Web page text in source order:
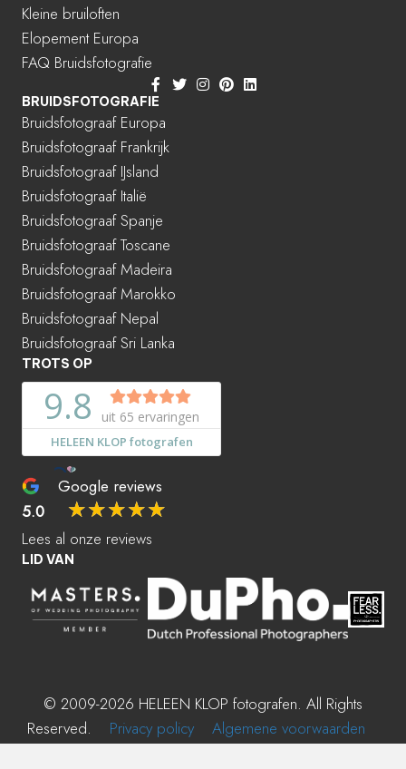
Kleine bruiloften
Elopement Europa
FAQ Bruidsfotografie
BRUIDSFOTOGRAFIE
Bruidsfotograaf Europa
Bruidsfotograaf Frankrijk
Bruidsfotograaf IJsland
Bruidsfotograaf Italië
Bruidsfotograaf Spanje
Bruidsfotograaf Toscane
Bruidsfotograaf Madeira
Bruidsfotograaf Marokko
Bruidsfotograaf Nepal
Bruidsfotograaf Sri Lanka
TROTS OP
Google reviews
5.0
☆☆☆☆☆
Lees al onze reviews
LID VAN
© 2009-2026 HELEEN KLOP fotografen. All Rights
Reserved. Privacy policy
Algemene voorwaarden